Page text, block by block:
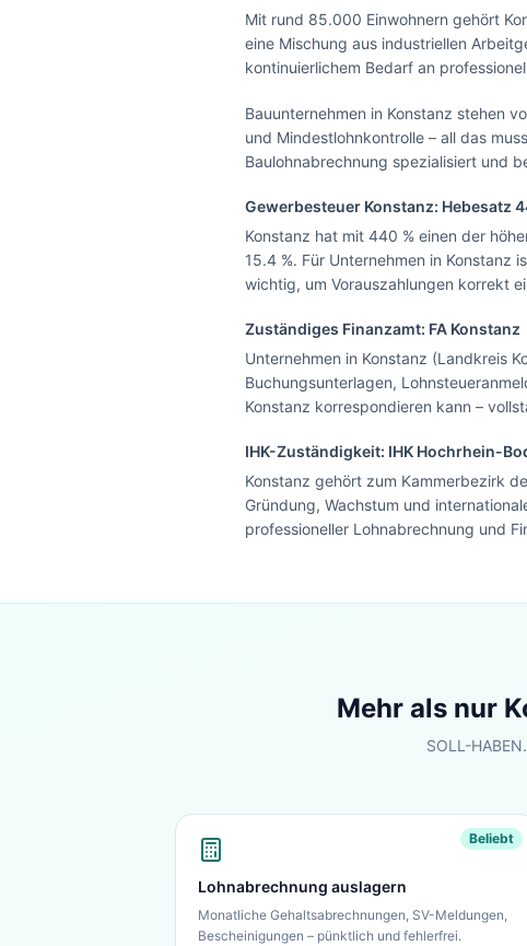
Mit rund 85.000 Einwohnern gehört
eine Mischung aus industriellen
kontinuierlichem Bedarf an
Bauunternehmen in Konstanz stehen
und Mindestlohnkontrolle – all das
Baulohnabrechnung spezialisiert und
Gewerbesteuer Konstanz: Hebesatz
Konstanz hat mit 440 % einen der
15.4 %. Für Unternehmen in Konstanz
wichtig, um Vorauszahlungen korrekt
Zuständiges Finanzamt: FA Konstanz
Unternehmen in Konstanz (Landkreis
Buchungsunterlagen,
Konstanz korrespondieren kann –
IHK-Zuständigkeit: IHK Hochrhein-
Konstanz gehört zum Kammerbezirk
Gründung, Wachstum und
professioneller Lohnabrechnung und
Mehr als nur
SOLL-
Beliebt
Lohnabrechnung auslagern
Monatliche Gehaltsabrechnungen, SV-Meldungen,
Bescheinigungen – pünktlich und fehlerfrei.